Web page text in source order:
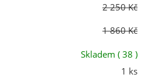
2 250 Kč
1 860 Kč
Skladem ( 38 )
1 ks